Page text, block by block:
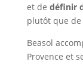
et de définir
plutôt que
Beasol
Provence et